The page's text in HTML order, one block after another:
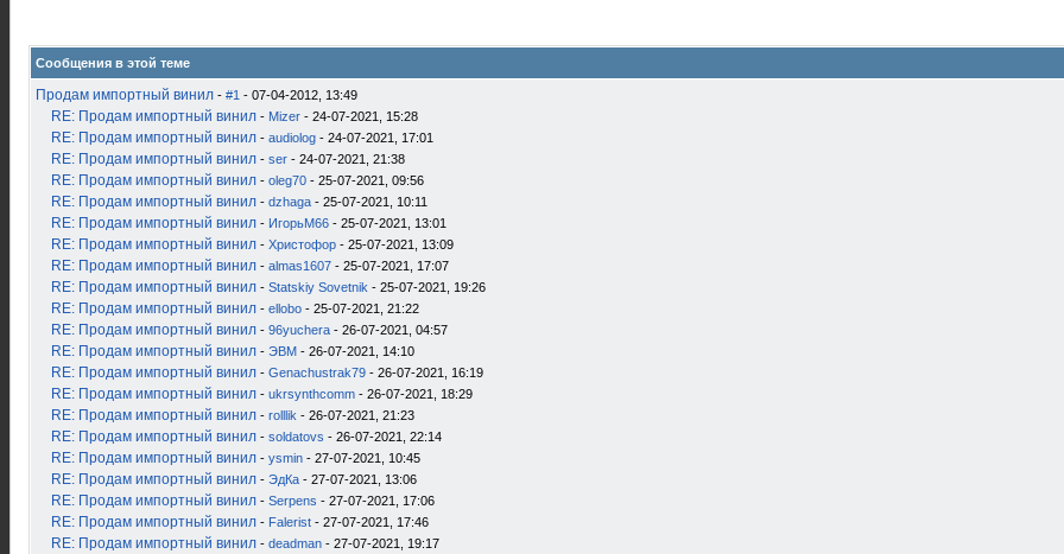
Сообщения в этой теме
Продам импортный винил - #1 - 07-04-2012, 13:49
RE: Продам импортный винил - Mizer - 24-07-2021, 15:28
RE: Продам импортный винил - audiolog - 24-07-2021, 17:01
RE: Продам импортный винил - ser - 24-07-2021, 21:38
RE: Продам импортный винил - oleg70 - 25-07-2021, 09:56
RE: Продам импортный винил - dzhaga - 25-07-2021, 10:11
RE: Продам импортный винил - ИгорьМ66 - 25-07-2021, 13:01
RE: Продам импортный винил - Христофор - 25-07-2021, 13:09
RE: Продам импортный винил - almas1607 - 25-07-2021, 17:07
RE: Продам импортный винил - Statskiy Sovetnik - 25-07-2021, 19:26
RE: Продам импортный винил - ellobo - 25-07-2021, 21:22
RE: Продам импортный винил - 96yuchera - 26-07-2021, 04:57
RE: Продам импортный винил - ЭВМ - 26-07-2021, 14:10
RE: Продам импортный винил - Genachustrak79 - 26-07-2021, 16:19
RE: Продам импортный винил - ukrsynthcomm - 26-07-2021, 18:29
RE: Продам импортный винил - rolllik - 26-07-2021, 21:23
RE: Продам импортный винил - soldatovs - 26-07-2021, 22:14
RE: Продам импортный винил - ysmin - 27-07-2021, 10:45
RE: Продам импортный винил - ЭдКа - 27-07-2021, 13:06
RE: Продам импортный винил - Serpens - 27-07-2021, 17:06
RE: Продам импортный винил - Falerist - 27-07-2021, 17:46
RE: Продам импортный винил - deadman - 27-07-2021, 19:17